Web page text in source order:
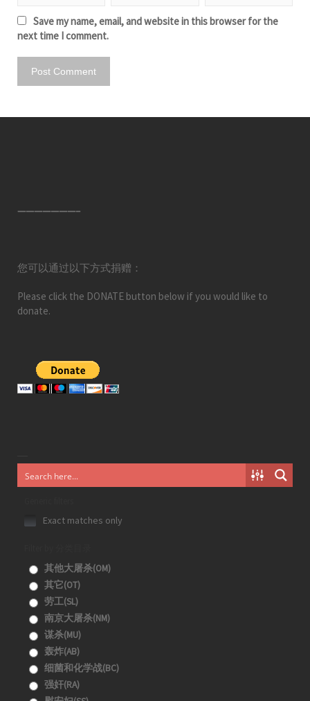
Save my name, email, and website in this browser for the
next time I comment.
———————–
您可以通过以下方式捐赠：
Please click the DONATE button below if you would like to
donate.
Exact matches only
其他大屠杀(OM)
其它(OT)
劳工(SL)
南京大屠杀(NM)
谋杀(MU)
轰炸(AB)
细菌和化学战(BC)
强奸(RA)